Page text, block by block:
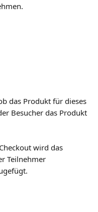
das Produkt für dieses
Besucher das Produkt
wird das
Teilnehmer